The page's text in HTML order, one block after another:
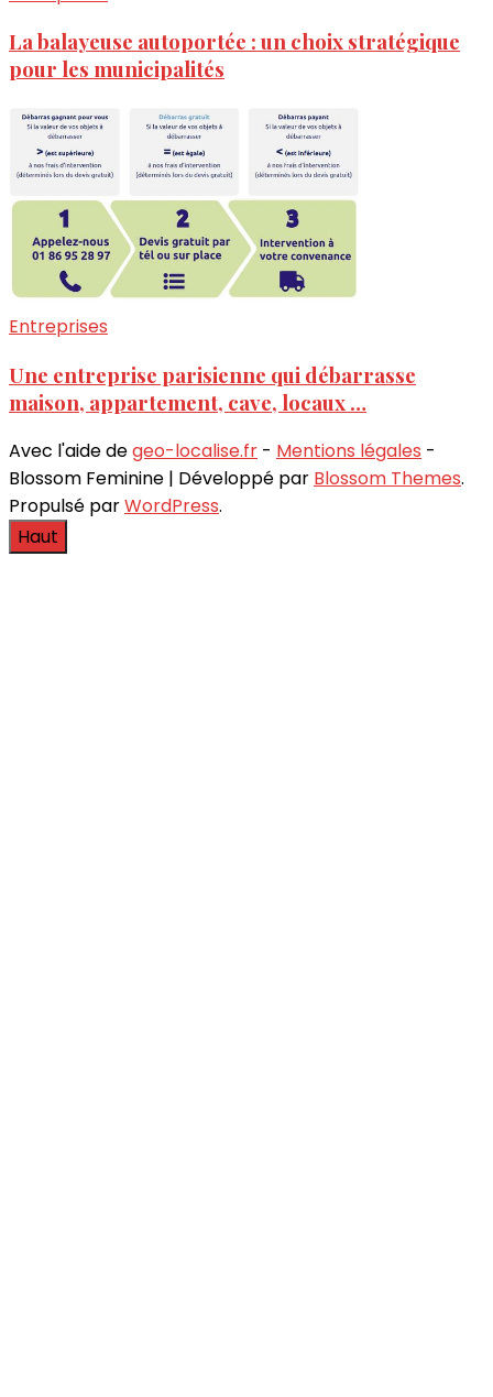
La balayeuse autoportée : un choix stratégique
pour les municipalités
Entreprises
Une entreprise parisienne qui débarrasse
maison, appartement, cave, locaux …
Avec l'aide degeo-localise.fr - Mentions légales -
Blossom Feminine | Développé par Blossom Themes.
Propulsé parWordPress.
Haut